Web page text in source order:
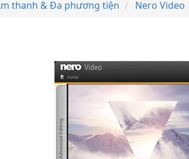
thanh & Đa phương tiện Nero Video